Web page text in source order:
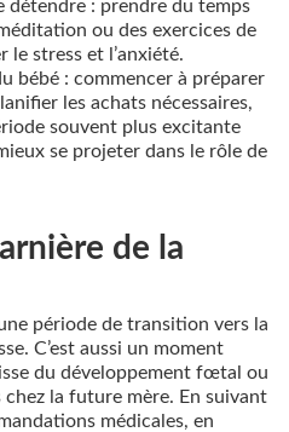
détendre : prendre du temps
ou des exercices de
le stress et l’anxiété.
bébé : commencer à préparer
les achats nécessaires,
souvent plus excitante
se projeter dans le rôle de
de la
période de transition vers la
C’est aussi un moment
du développement fœtal ou
la future mère. En suivant
médicales, en